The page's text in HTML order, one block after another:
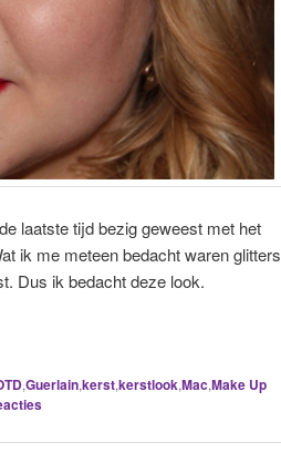
laatste tijd bezig geweest met het
ik me meteen bedacht waren glitters
Dus ik bedacht deze look.
,Guerlain,kerst,kerstlook,Mac,Make Up